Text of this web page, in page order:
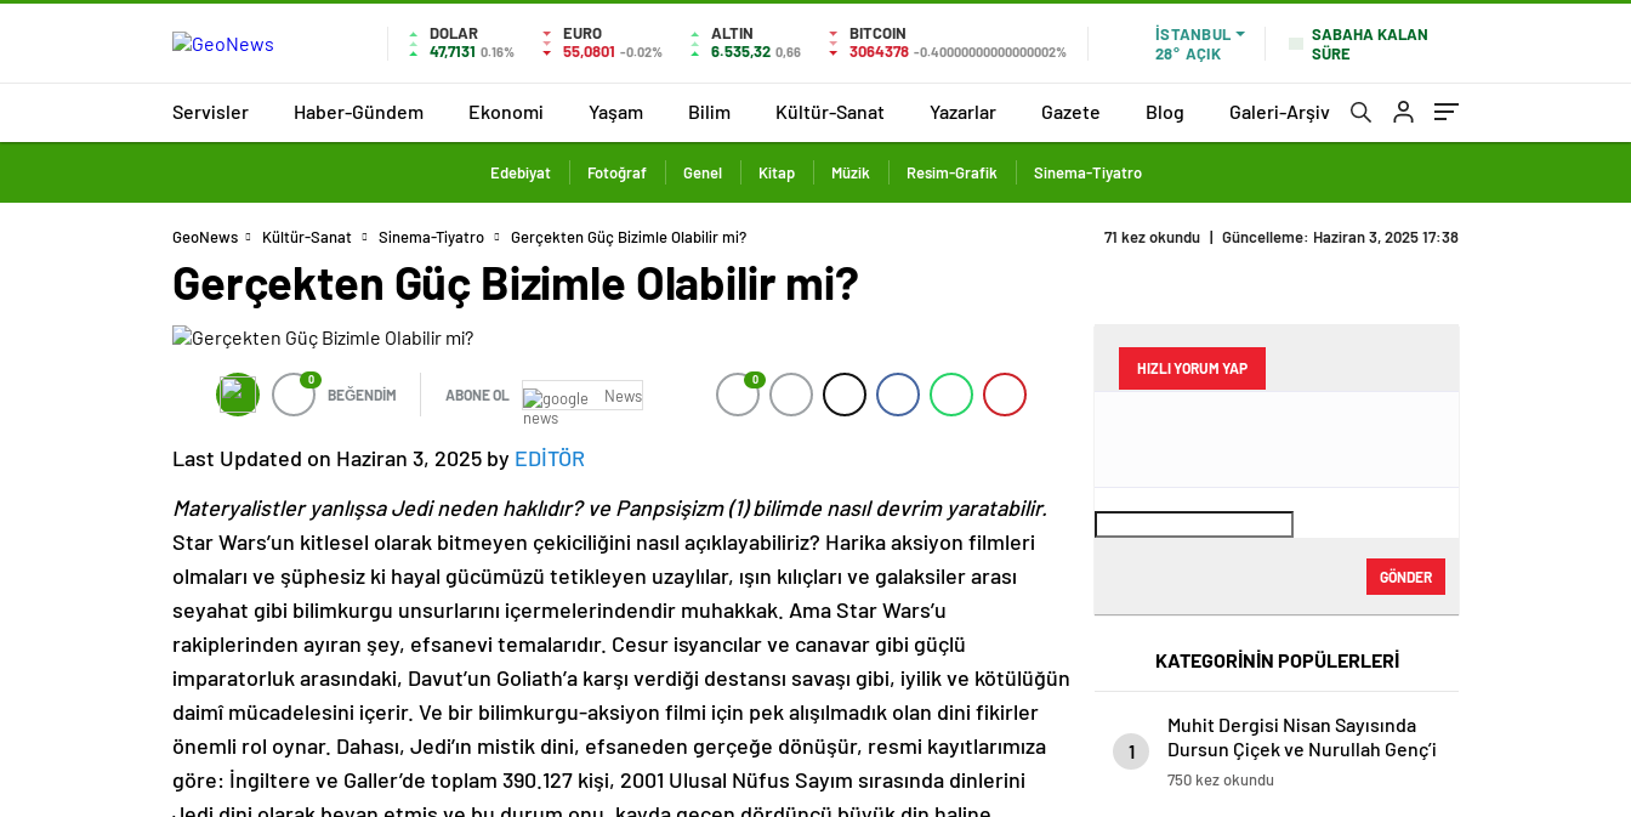
DOLAR
47,7131 0.16%
EURO
55,0801 -0.02%
ALTIN
6.535,32 0,66
BITCOIN
3064378 -0.40000000000000002%
İSTANBUL
28° AÇIK
SABAHA KALAN
SÜRE
Servisler Haber-Gündem Ekonomi Yaşam Bilim Kültür-Sanat Yazarlar Gazete Blog Galeri-Arşiv
Edebiyat Fotoğraf Genel Kitap Müzik Resim-Grafik Sinema-Tiyatro
GeoNews Kültür-Sanat Sinema-Tiyatro Gerçekten Güç Bizimle Olabilir mi? 71 kez okundu | Güncelleme: Haziran 3, 2025 17:38
Gerçekten Güç Bizimle Olabilir mi?
0
BEĞENDİM ABONE OL News
0
Last Updated on Haziran 3, 2025 by EDİTÖR
Materyalistler yanlışsa Jedi neden haklıdır? ve Panpsişizm (1) bilimde nasıl devrim yaratabilir.
Star Wars’un kitlesel olarak bitmeyen çekiciliğini nasıl açıklayabiliriz? Harika aksiyon filmleri
olmaları ve şüphesiz ki hayal gücümüzü tetikleyen uzaylılar, ışın kılıçları ve galaksiler arası
seyahat gibi bilimkurgu unsurlarını içermelerindendir muhakkak. Ama Star Wars’u
rakiplerinden ayıran şey, efsanevi temalarıdır. Cesur isyancılar ve canavar gibi güçlü
imparatorluk arasındaki, Davut’un Goliath’a karşı verdiği destansı savaşı gibi, iyilik ve kötülüğün
daimî mücadelesini içerir. Ve bir bilimkurgu-aksiyon filmi için pek alışılmadık olan dini fikirler
önemli rol oynar. Dahası, Jedi’ın mistik dini, efsaneden gerçeğe dönüşür, resmi kayıtlarımıza
göre: İngiltere ve Galler’de toplam 390.127 kişi, 2001 Ulusal Nüfus Sayım sırasında dinlerini
HIZLI YORUM YAP
GÖNDER
KATEGORİNİN POPÜLERLERİ
1
Muhit Dergisi Nisan Sayısında
Dursun Çiçek ve Nurullah Gençʼi
Kapağa Taşıyor (Mayıs, 2025) –
750 kez okundu